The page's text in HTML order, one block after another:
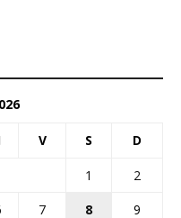
V S D
1
2
7 8 9